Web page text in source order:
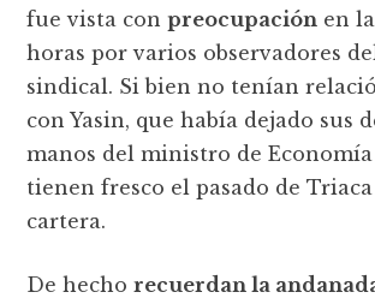
fue vista conpreocupación en
horas por varios observadores
sindical. Si bien no tenían
con Yasin, que había dejado sus
manos del ministro de
tienen fresco el pasado de
cartera.
De hechorecuerdan la